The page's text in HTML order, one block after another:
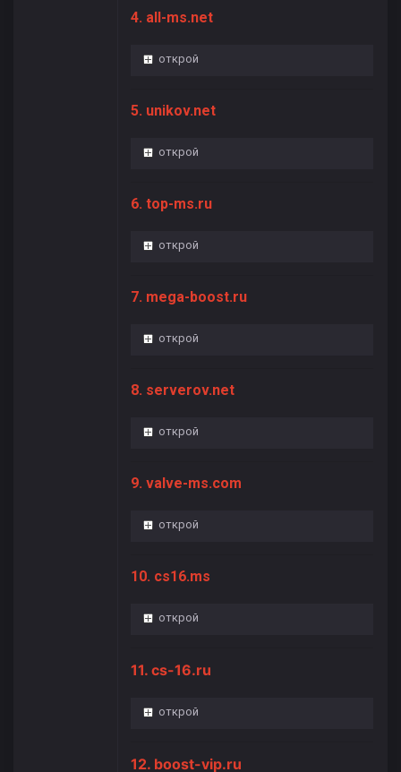
4. all-ms.net
открой
5. unikov.net
открой
6. top-ms.ru
открой
7. mega-boost.ru
открой
8. serverov.net
открой
9. valve-ms.com
открой
10. cs16.ms
открой
11. cs-16.ru
открой
12. boost-vip.ru